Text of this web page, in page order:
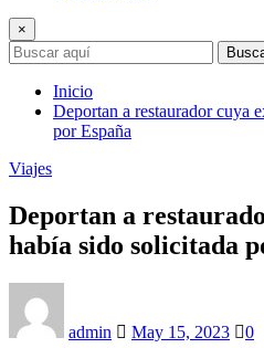
×
Inicio
Deportan a restaurador cuya
por España
Viajes
Deportan a
había sido solicitada
admin May 15, 2023 0